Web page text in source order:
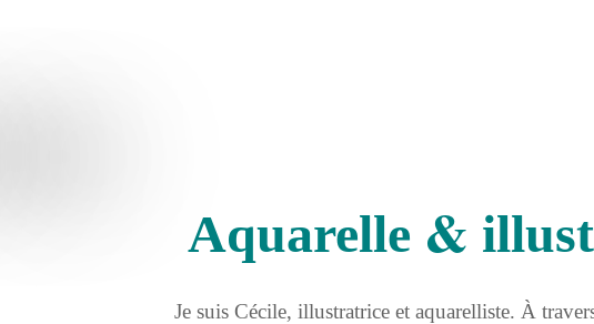
Aquarelle &
Je suis Cécile, illustratrice et aquarelliste. À